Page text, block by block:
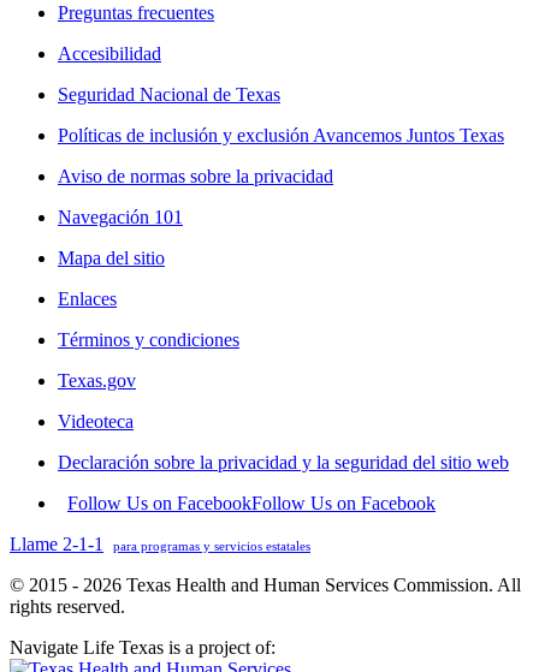
Preguntas frecuentes
Accesibilidad
Seguridad Nacional de Texas
Políticas de inclusión y exclusión Avancemos Juntos Texas
Aviso de normas sobre la privacidad
Navegación 101
Mapa del sitio
Enlaces
Términos y condiciones
Texas.gov
Videoteca
Declaración sobre la privacidad y la seguridad del sitio web
Follow Us on FacebookFollow Us on Facebook
Llame 2-1-1
para programas y servicios estatales
© 2015 - 2026 Texas Health and Human Services Commission. All
rights reserved.
Navigate Life Texas is a project of: